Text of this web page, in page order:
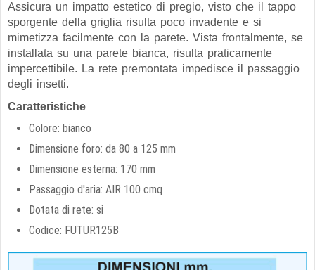
Assicura un impatto estetico di pregio, visto che il tappo
sporgente della griglia risulta poco invadente e si
mimetizza facilmente con la parete. Vista frontalmente, se
installata su una parete bianca, risulta praticamente
impercettibile. La rete premontata impedisce il passaggio
degli insetti.
Caratteristiche
Colore: bianco
Dimensione foro: da 80 a 125 mm
Dimensione esterna: 170 mm
Passaggio d'aria: AIR 100 cmq
Dotata di rete: si
Codice: FUTUR125B